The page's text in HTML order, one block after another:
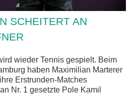
SCHEITERT AN
wieder Tennis gespielt. Beim
haben Maximilian Marterer
Erstrunden-Matches
Nr. 1 gesetzte Pole Kamil